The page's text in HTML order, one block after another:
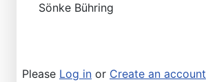
Sönke Bühring
Please Log in or Create an account